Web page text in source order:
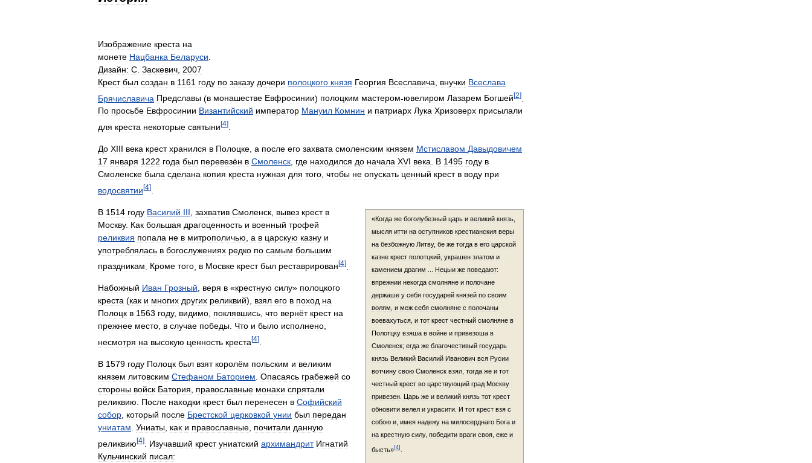
Изображение креста на
монете Нацбанка Беларуси
Дизайн: С Заскевич 2007
Крест был создан в 1161 году по заказу дочери полоцкого князя Георгия Всеславича внучки Всеслава
Брячиславича Предславы (в монашестве Евфросинии) полоцким мастером-ювелиром Лазарем Богшей[2]
По просьбе Евфросинии Византийский император Мануил Комнин и патриарх Лука Хризоверх присылали
для креста некоторые святыни [4]
До XIII века крест хранился в Полоцке а после его захвата смоленским князем Мстиславом Давыдовичем
17 января 1222 года был перевезён в Смоленск где находился до начала XVI века В 1495 году в
Смоленске была сделана копия креста нужная для того чтобы не опускать ценный крест в воду при
водосвятии[4]
«Когда же боголубезный царь и великий князь
мысля итти на оступников крестианския веры
на безбожную Литву,бе же тогда в его царской
казне крест полотцкий ,украшен златом и
камением драгим Нецыи же поведают:
впрежнии некогда смолняне и полочане
держаше у себя государей князей по своим
волям ,и меж себя смолняне с полочаны
воевахуться ,и тот крест честный смолняне в
Полотцку взяша в войне и привезоша в
Смоленск;егда же благочестивый государь
князь Великий Василий Иванович вся Русии
вотчину свою Смоленск взял ,тогда же и тот
честный крест во царствующий град Москву
привезен
Царь же и великий князь тот крест
обновити велел и украсити И тот крест взя с
собою и ,имея надежу на милосерднаго Бога и
на крестную силу,победити враги своя ,еже и
бысть»[4] .
В 1514 году Василий III захватив Смоленск вывез крест в
Москву. Как большая драгоценность и военный трофей
реликвия попала не в митрополичью а в царскую казну и
употреблялась в богослужениях редко по самым большим
праздникам
Кроме того в Мосвке крест был реставрирован[4]
Набожный Иван Грозный, веря в «крестную силу» полоцкого
креста (как и многих других реликвий), взял его в поход на
Полоцк в 1563 году, видимо, поклявшись, что вернёт крест на
прежнее место, в случае победы. Что и было исполнено,
несмотря на высокую ценность креста [4]
В 1579 году Полоцк был взят королём польским и великим
князем литовским Стефаном Баторием Опасаясь грабежей со
стороны войск Батория православные монахи спрятали
реликвию
После находки крест был перенесен в Софийский
собор который после Брестской церковкой унии был передан
униатам Униаты как и православные почитали данную
реликвию[4] Изучавший крест униатский архимандрит Игнатий
Кульчинский писал: